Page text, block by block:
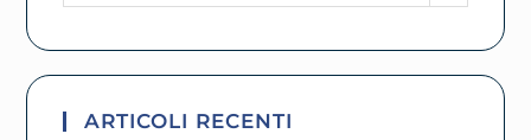
ARTICOLI RECENTI